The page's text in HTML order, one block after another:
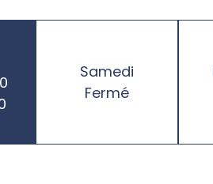
Samedi
Fermé